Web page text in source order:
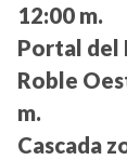
12:00 m.
Portal del
Roble
m.
Cascada